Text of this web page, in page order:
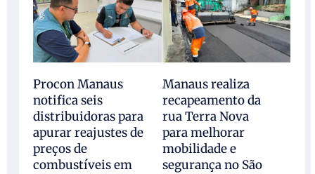
Procon Manaus
notifica seis
distribuidoras para
apurar reajustes de
preços de
combustíveis em
Manaus realiza
recapeamento da
rua Terra Nova
para melhorar
mobilidade e
segurança no São